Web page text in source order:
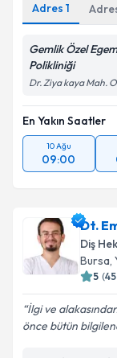
Adres 1
Gemlik Özel
Polikliniği
Dr. Ziya kaya Mah.
En Yakın Saatler
10 Ağu
09:00
Dt.
Diş
Bursa,
5 (45
İlgi ve
önce bütün